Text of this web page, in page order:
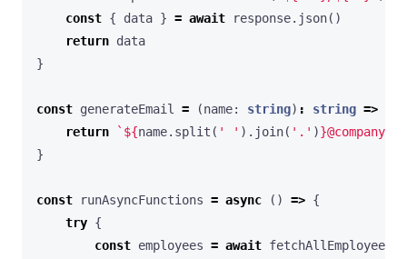
const { data } = await response. json()
return data
}
const generateEmail = (name: string) : string =>
return
` ${name. split ( ' ' ). join( '.' )}
}
const runAsyncFunctions = async () => {
try {
const employees = await fetchAllEmployees